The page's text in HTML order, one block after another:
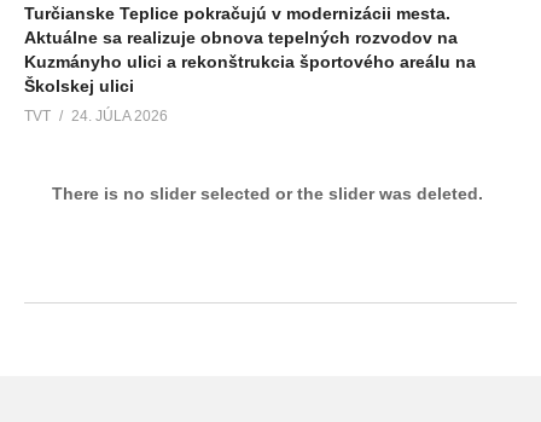
Turčianske Teplice pokračujú v modernizácii mesta.
Aktuálne sa realizuje obnova tepelných rozvodov na
Kuzmányho ulici a rekonštrukcia športového areálu na
Školskej ulici
TVT 24. JÚLA 2026
There is no slider selected or the slider was deleted.